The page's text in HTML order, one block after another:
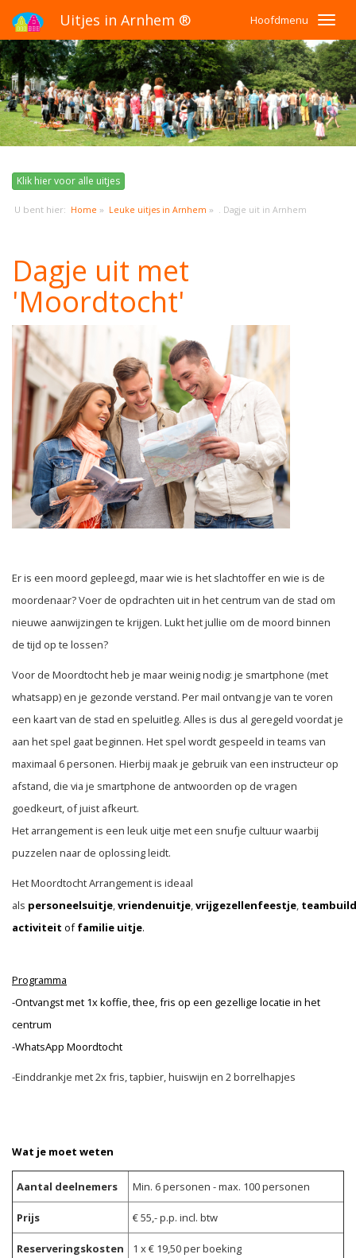
Hoofdmenu
Uitjes in Arnhem ®
Klik hier voor alle uitjes
U bent hier: Home » Leuke uitjes in Arnhem » . Dagje uit in Arnhem
Dagje uit met
'Moordtocht'
Er is een moord gepleegd, maar wie is het slachtoffer en wie is de
moordenaar? Voer de opdrachten uit in het centrum van de stad om
nieuwe aanwijzingen te krijgen. Lukt het jullie om de moord binnen
de tijd op te lossen?
Voor de Moordtocht heb je maar weinig nodig: je smartphone (met
whatsapp) en je gezonde verstand. Per mail ontvang je van te voren
een kaart van de stad en speluitleg. Alles is dus al geregeld voordat je
aan het spel gaat beginnen. Het spel wordt gespeeld in teams van
maximaal 6 personen. Hierbij maak je gebruik van een instructeur op
afstand, die via je smartphone de antwoorden op de vragen
goedkeurt, of juist afkeurt.
Het arrangement is een leuk uitje met een snufje cultuur waarbij
puzzelen naar de oplossing leidt.
Het Moordtocht Arrangement is ideaal
als personeelsuitje,vriendenuitje,vrijgezellenfeestje,
activiteit offamilie uitje.
Programma
-Ontvangst met 1x koffie, thee, fris op een gezellige locatie in het
centrum
-WhatsApp Moordtocht
-Einddrankje met 2x fris, tapbier, huiswijn en 2 borrelhapjes
Wat je moet weten
Aantal deelnemers Min. 6 personen - max. 100 personen
Prijs € 55,- p.p. incl. btw
Reserveringskosten 1 x € 19,50 per boeking